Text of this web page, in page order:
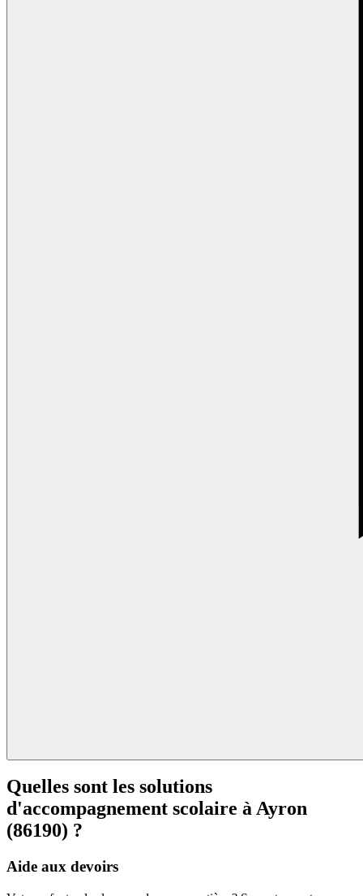
Quelles sont les solutions
d'accompagnement scolaire àAyron
(86190) ?
Aide aux devoirs